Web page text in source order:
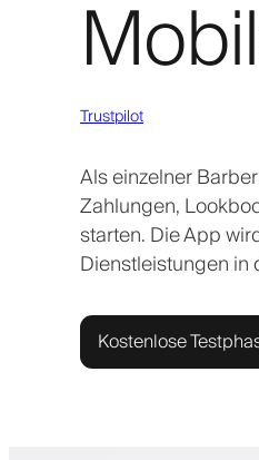
Trustpilot
Als einzelner
Zahlungen,
starten. Die App
Dienstleistungen in
Kostenlose